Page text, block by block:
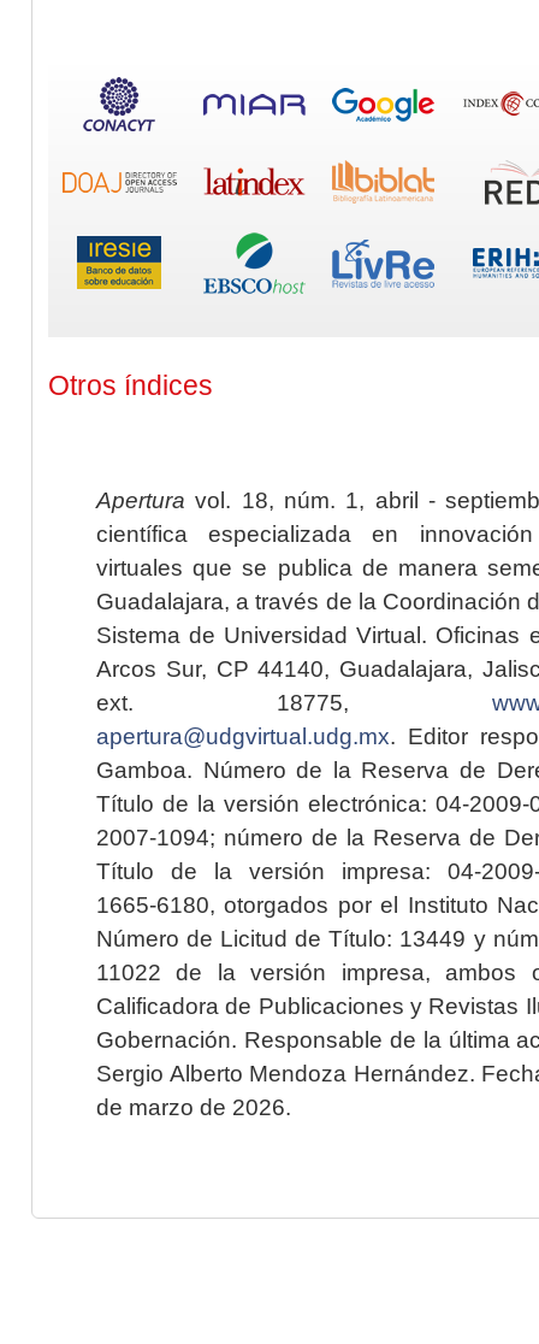
Otros índices
Apertura vol. 18, núm. 1, abril -
científica especializada en
virtuales que se publica de manera
Guadalajara, a través de la Coordinación
Sistema de Universidad Virtual. Oficinas
Arcos Sur, CP 44140, Guadalajara,
ext. 18775,
apertura@udgvirtual.udg.mx. Editor
Gamboa. Número de la Reserva de
Título de la versión electrónica: 04-2009-
2007-1094; número de la Reserva de
Título de la versión impresa: 04-2009-
1665-6180, otorgados por el Instituto
Número de Licitud de Título: 13449 y
11022 de la versión impresa, ambos
Calificadora de Publicaciones y Revistas
Gobernación. Responsable de la última
Sergio Alberto Mendoza Hernández.
de marzo de 2026.